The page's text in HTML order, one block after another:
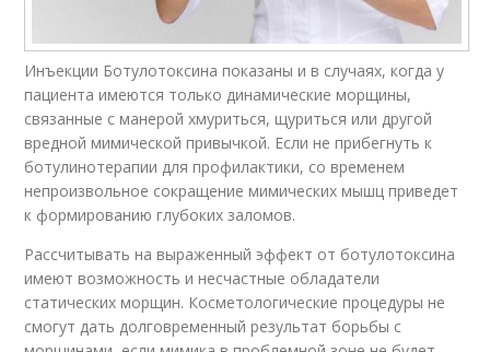
Инъекции Ботулотоксина показаны и в случаях, когда у
пациента имеются только динамические морщины,
связанные с манерой хмуриться, щуриться или другой
вредной мимической привычкой. Если не прибегнуть к
ботулинотерапии для профилактики, со временем
непроизвольное сокращение мимических мышц приведет
к формированию глубоких заломов.
Рассчитывать на выраженный эффект от ботулотоксина
имеют возможность и несчастные обладатели
статических морщин. Косметологические процедуры не
смогут дать долговременный результат борьбы с